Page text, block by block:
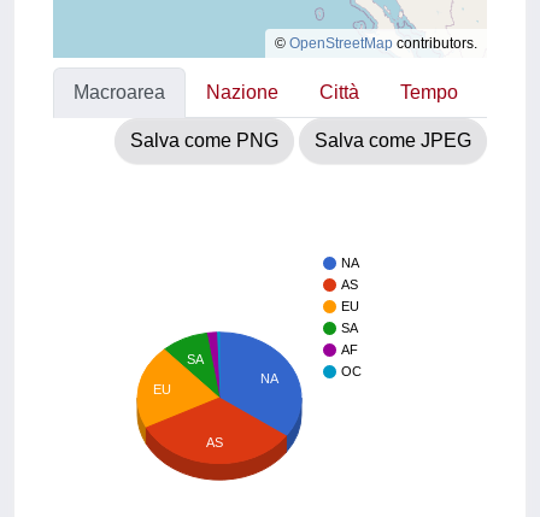
© OpenStreetMap contributors.
Macroarea Nazione Città Tempo
Salva come PNG Salva come JPEG
NA
AS
EU
SA
AF
OC
NA
SA
EU
AS